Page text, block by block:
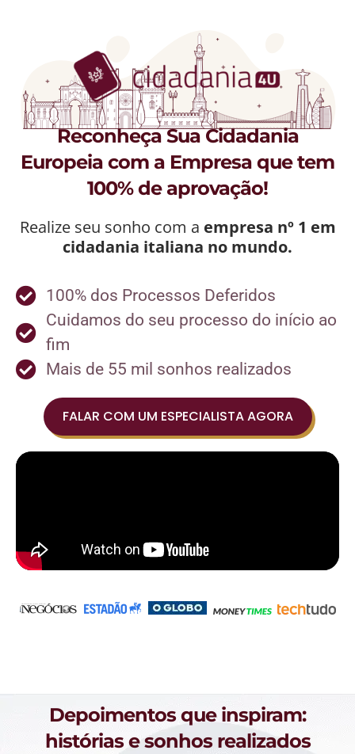
Reconheça Sua Cidadania
Europeia com a Empresa que tem
100% de aprovação!
Realize seu sonho com a empresa nº 1 em
cidadania italiana no mundo.
100% dos Processos Deferidos
Cuidamos do seu processo do início ao
fim
Mais de 55 mil sonhos realizados
FALAR COM UM ESPECIALISTA AGORA
Depoimentos que inspiram:
histórias e sonhos realizados